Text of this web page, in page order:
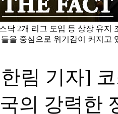
닥 2개 리그 도입 등 상장 유지
을 중심으로 위기감이 커지고
림 기자]
의 강력한